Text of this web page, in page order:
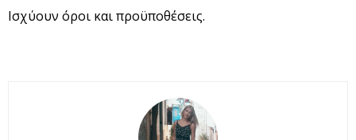
Ισχύουν όροι και προϋποθέσεις.